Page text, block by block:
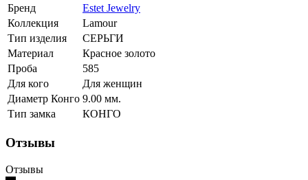
Бренд
Estet Jewelry
Коллекция
Lamour
Тип изделия
СЕРЬГИ
Материал
Красное золото
Проба
585
Для кого
Для женщин
Диаметр Конго 9.00 мм.
Тип замка
КОНГО
Отзывы
Отзывы